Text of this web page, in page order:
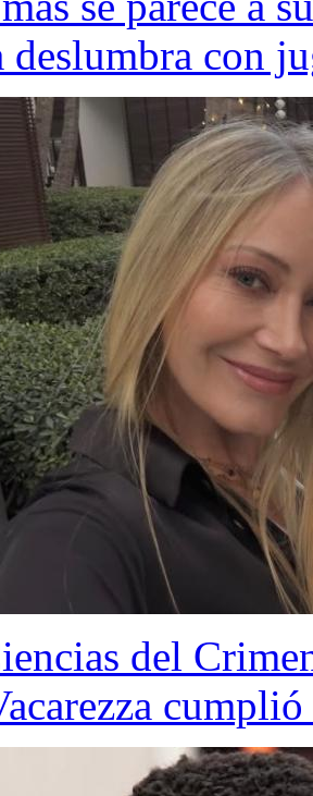
deslumbra con
del